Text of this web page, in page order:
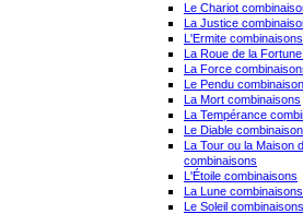
Le Chariot
La Justice
L'Ermite combinaisons
La Roue de la
La Force
Le Pendu
La Mort combinaisons
La Tempérance
Le Diable
La Tour ou la Maison
combinaisons
L'Étoile combinaisons
La Lune combinaisons
Le Soleil combinaisons